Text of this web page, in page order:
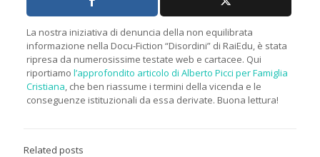
La nostra iniziativa di denuncia della non equilibrata
informazione nella Docu-Fiction “Disordini” di RaiEdu, è stata
ripresa da numerosissime testate web e cartacee. Qui
riportiamo l’approfondito articolo di Alberto Picci per Famiglia
Cristiana, che ben riassume i termini della vicenda e le
conseguenze istituzionali da essa derivate. Buona lettura!
Related posts